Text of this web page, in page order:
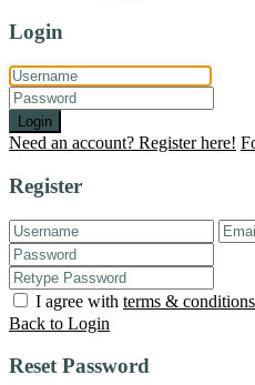
Login
Login
Need an account? Register here!
Register
I agree with terms & conditions
Back to Login
Reset Password